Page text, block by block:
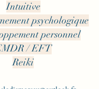
Intuitive
psychologique
personnel
/ EFT
Reiki